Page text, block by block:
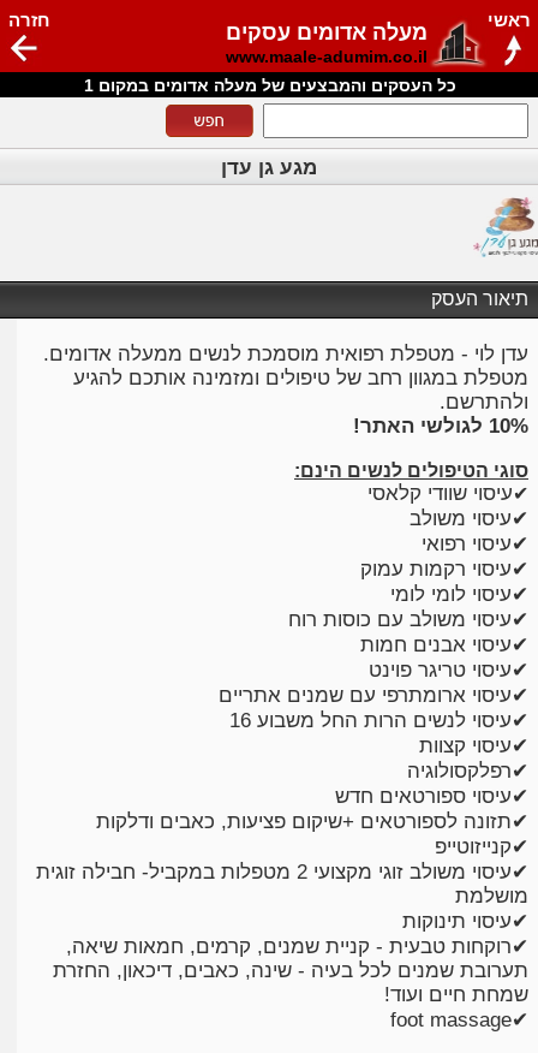
מעלה אדומים עסקים
www.maale-adumim.co.il
חזרה ראשי
כל העסקים והמבצעים של מעלה אדומים במקום 1
מגע גן עדן
תיאור העסק
עדן לוי - מטפלת רפואית מוסמכת לנשים ממעלה אדומים.
מטפלת במגוון רחב של טיפולים ומזמינה אותכם להגיע
ולהתרשם.
10% לגולשי האתר!
סוגי הטיפולים לנשים הינם:
✔עיסוי שוודי קלאסי
✔עיסוי משולב
✔עיסוי רפואי
✔עיסוי רקמות עמוק
✔עיסוי לומי לומי
✔עיסוי משולב עם כוסות רוח
✔עיסוי אבנים חמות
✔עיסוי טריגר פוינט
✔עיסוי ארומתרפי עם שמנים אתריים
✔עיסוי לנשים הרות החל משבוע 16
✔עיסוי קצוות
✔רפלקסולוגיה
✔עיסוי ספורטאים חדש
✔תזונה לספורטאים +שיקום פציעות, כאבים ודלקות
✔קנייזוטייפ
✔עיסוי משולב זוגי מקצועי 2 מטפלות במקביל- חבילה זוגית
מושלמת
✔עיסוי תינוקות
✔רוקחות טבעית - קניית שמנים, קרמים, חמאות שיאה,
תערובת שמנים לכל בעיה - שינה, כאבים, דיכאון, החזרת
שמחת חיים ועוד!
✔foot massage